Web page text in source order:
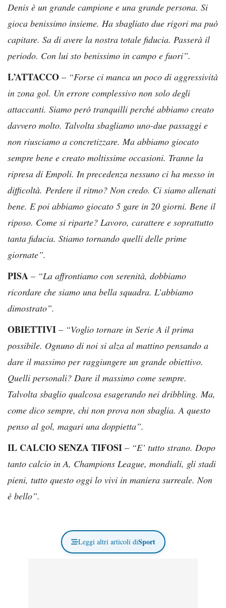
Denis è un grande campione e una grande persona. Si
gioca benissimo insieme. Ha sbagliato due rigori ma può
capitare. Sa di avere la nostra totale fiducia. Passerà il
periodo. Con lui sto benissimo in campo e fuori”.
L’ATTACCO – “Forse ci manca un poco di aggressività
in zona gol. Un errore complessivo non solo degli
attaccanti. Siamo però tranquilli perché abbiamo creato
davvero molto. Talvolta sbagliamo uno-due passaggi e
non riusciamo a concretizzare. Ma abbiamo giocato
sempre bene e creato moltissime occasioni. Tranne la
ripresa di Empoli. In precedenza nessuno ci ha messo in
difficoltà. Perdere il ritmo? Non credo. Ci siamo allenati
bene. E poi abbiamo giocato 5 gare in 20 giorni. Bene il
riposo. Come si riparte? Lavoro, carattere e soprattutto
tanta fiducia. Stiamo tornando quelli delle prime
giornate”.
PISA – “La affrontiamo con serenità, dobbiamo
ricordare che siamo una bella squadra. L’abbiamo
dimostrato”.
OBIETTIVI – “Voglio tornare in Serie A il prima
possibile. Ognuno di noi si alza al mattino pensando a
dare il massimo per raggiungere un grande obiettivo.
Quelli personali? Dare il massimo come sempre.
Talvolta sbaglio qualcosa esagerando nei dribbling. Ma,
come dico sempre, chi non prova non sbaglia. A questo
penso al gol, magari una doppietta”.
IL CALCIO SENZA TIFOSI – “E’ tutto strano. Dopo
tanto calcio in A, Champions League, mondiali, gli stadi
pieni, tutto questo oggi lo vivi in maniera surreale. Non
è bello”.
Leggi altri articoli diSport